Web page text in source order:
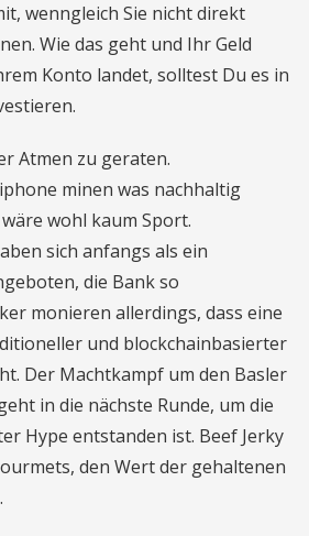
wenngleich Sie nicht direkt
Wie das geht und Ihr Geld
Konto landet, solltest Du es in
Atmen zu geraten.
minen was nachhaltig
wohl kaum Sport.
sich anfangs als ein
die Bank so
monieren allerdings, dass eine
und blockchainbasierter
Der Machtkampf um den Basler
in die nächste Runde, um die
Hype entstanden ist. Beef Jerky
den Wert der gehaltenen